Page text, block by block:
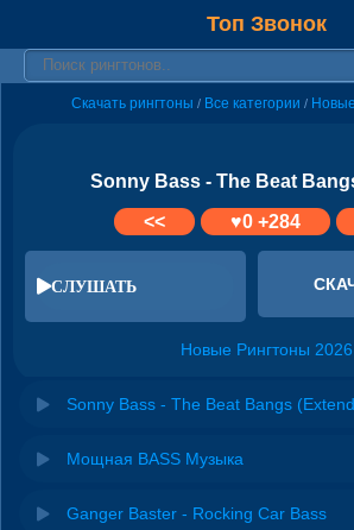
Топ Звонок
Скачать рингтоны / Все категории /
Sonny Bass - The Beat
<<
♥0+284
СЛУШАТЬ
Новые Рингтоны 2026
Sonny Bass - The Beat Bangs
Мощная BASS Музыка
Ganger Baster - Rocking Car Bass